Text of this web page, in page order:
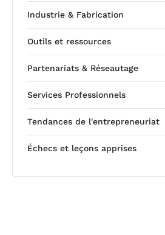
Industrie & Fabrication
Outils et ressources
Partenariats & Réseautage
Services Professionnels
Tendances de l'entrepreneuriat
Échecs et leçons apprises